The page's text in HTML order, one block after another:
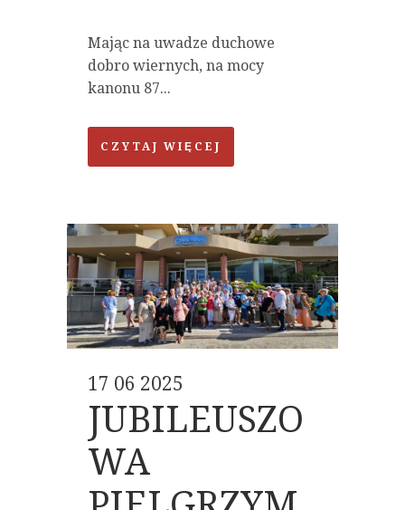
Mając na uwadze duchowe
dobro wiernych, na mocy
kanonu 87...
CZYTAJ WIĘCEJ
17 06 2025
JUBILEUSZO
WA